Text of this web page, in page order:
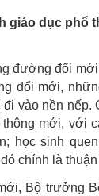
giáo dục phổ
đường đổi
đổi mới,
đi vào nền
mới, với
học sinh
chính là